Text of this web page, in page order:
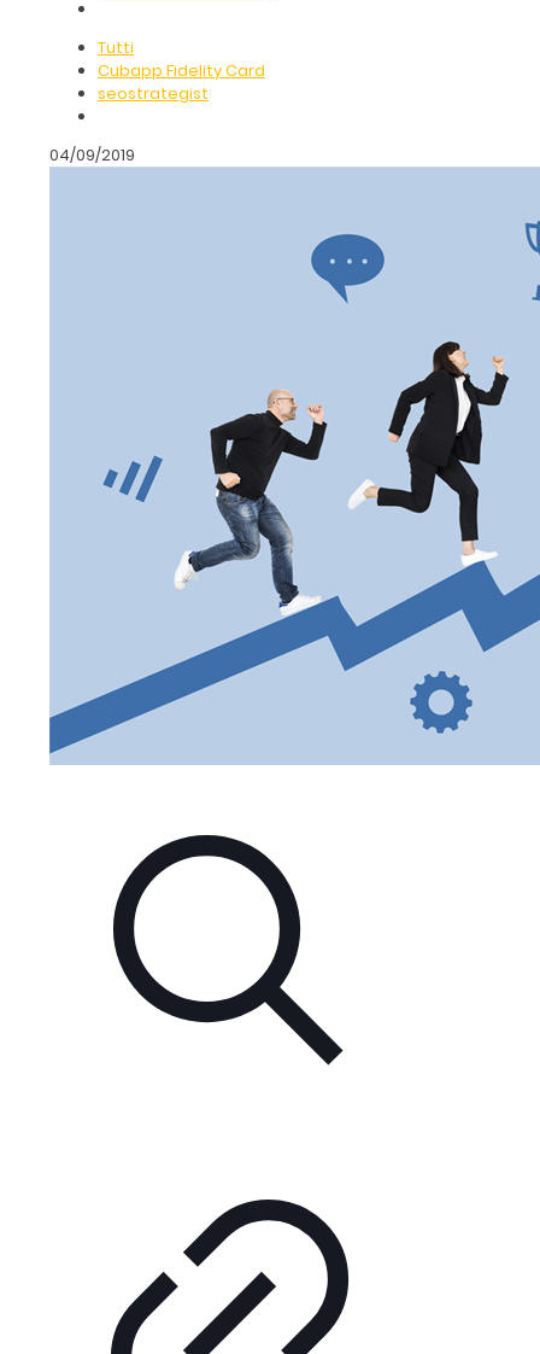
Tutti
Cubapp Fidelity Card
seostrategist
04/09/2019